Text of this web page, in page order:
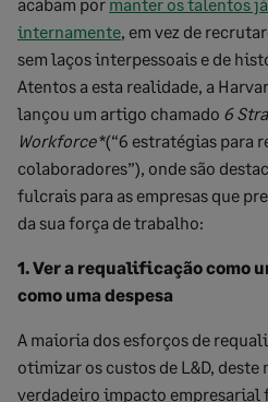
acabam por manter os talentos
internamente, em vez de
sem laços interpessoais e de
Atentos a esta realidade, a
lançou um artigo chamado 6
Workforce*(“6 estratégias para
colaboradores”), onde são
fulcrais para as empresas que
da sua força de trabalho:
1. Ver a requalificação como
como uma despesa
A maioria dos esforços de
otimizar os custos de L&D, deste
verdadeiro impacto empresarial